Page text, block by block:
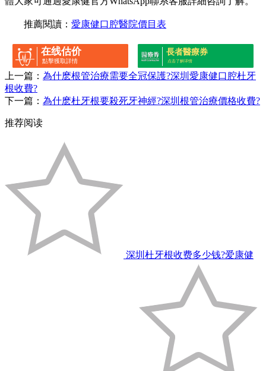
推薦閱讀： 愛康健口腔醫院價目表
在线估价
點擊獲取詳情
長者醫療券
点击了解详情
上一篇： 為什麽根管治療需要全冠保護?深圳愛康健口腔杜牙
根收費?
下一篇： 為什麽杜牙根要殺死牙神經?深圳根管治療價格收費?
推荐阅读
深圳杜牙根收费多少钱?爱康健